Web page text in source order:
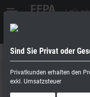
Geschäftskunde
Zubehör für Pizzeria
Sind Sie Privat oder
Privatkunden erhalten den
exkl. Umsatzsteuer